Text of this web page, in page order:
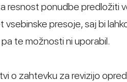
resnost ponudbe predložiti
presoje, saj bi
te možnosti ni uporabil.
o zahtevku za revizijo